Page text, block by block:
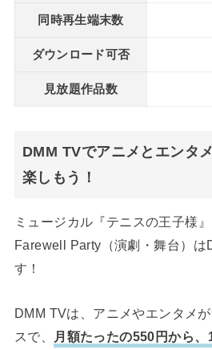
同時再生端末数
ダウンロード可否
見放題作品数
DMM TVでアニメとエンタ
楽しもう！
ミュージカル『テニスの王子様
Farewell Party（演劇・舞台）は
す！
DMM TVは、アニメやエンタメ
スで、
月額たったの550円から